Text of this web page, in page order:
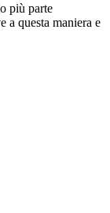
più parte
a questa maniera e